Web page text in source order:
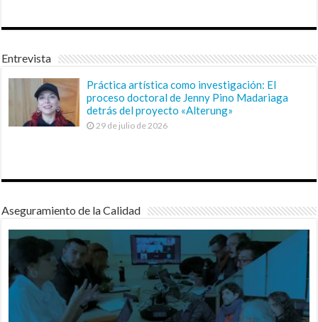
Entrevista
Práctica artística como investigación: El
proceso doctoral de Jenny Pino Madariaga
detrás del proyecto «Alterung»
29 de julio de 2026
Aseguramiento de la Calidad